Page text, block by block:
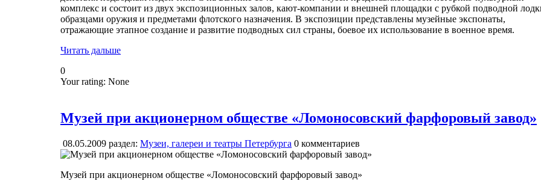
комплекс и состоит из двух экспозиционных залов, кают-компании и внешней площадки с рубкой подводной
образцами оружия и предметами флотского назначения. В экспозиции представлены музейные экспонаты,
отражающие этапное создание и развитие подводных сил страны, боевое их использование в военное время.
Читать дальше
0
Your rating: None
Музей при акционерном обществе «Ломоносовский фарфоровый завод»
08.05.2009 раздел: Музеи, галереи и театры Петербурга 0 комментариев
Музей при акционерном обществе «Ломоносовский фарфоровый завод»